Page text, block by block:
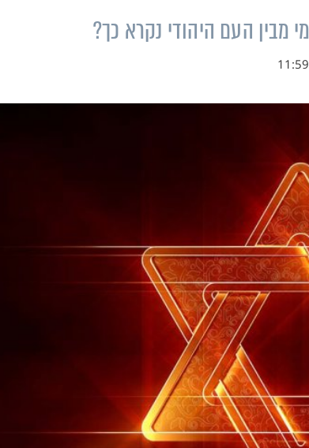
מבין העם היהודי נקרא כך?